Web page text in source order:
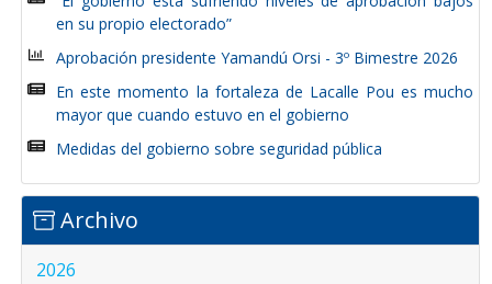
en su propio electorado”
Aprobación presidente Yamandú Orsi - 3º Bimestre 2026
En este momento la fortaleza de Lacalle Pou es mucho
mayor que cuando estuvo en el gobierno
Medidas del gobierno sobre seguridad pública
Archivo
2026